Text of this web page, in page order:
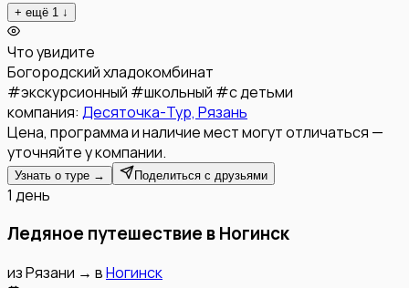
+ ещё 1 ↓
Что увидите
Богородский хладокомбинат
#экскурсионный #школьный #с детьми
компания: Десяточка-Тур, Рязань
Цена, программа и наличие мест могут отличаться —
уточняйте у компании.
Узнать о туре → Поделиться с друзьями
1 день
Ледяное путешествие в Ногинск
изРязани → вНогинск